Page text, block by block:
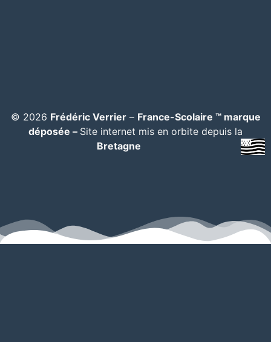
© 2026 Frédéric Verrier– France-Scolaire ™ marque
déposée – Site internet mis en orbite depuis la
Bretagne